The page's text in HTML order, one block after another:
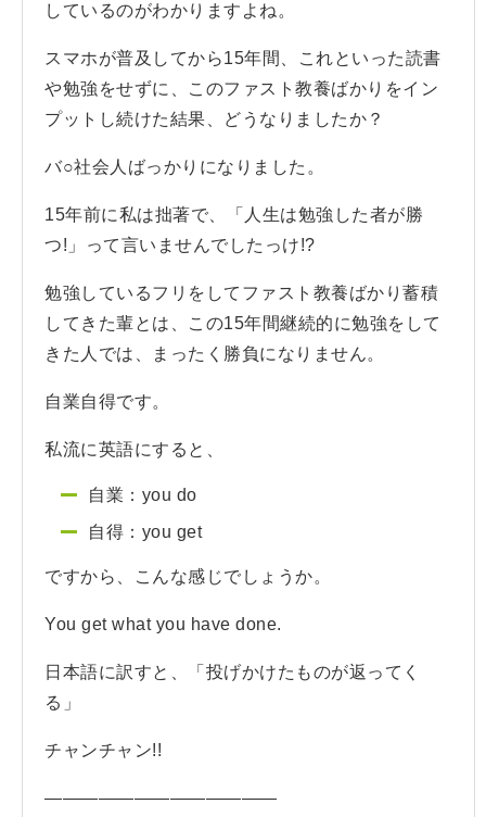
しているのがわかりますよね。
スマホが普及してから15年間、これといった読書
や勉強をせずに、このファスト教養ばかりをイン
プットし続けた結果、どうなりましたか？
バ○社会人ばっかりになりました。
15年前に私は拙著で、「人生は勉強した者が勝
つ!」って言いませんでしたっけ!?
勉強しているフリをしてファスト教養ばかり蓄積
してきた輩とは、この15年間継続的に勉強をして
きた人では、まったく勝負になりません。
自業自得です。
私流に英語にすると、
自業：you do
自得：you get
ですから、こんな感じでしょうか。
You get what you have done.
日本語に訳すと、「投げかけたものが返ってく
る」
チャンチャン!!
—————————————